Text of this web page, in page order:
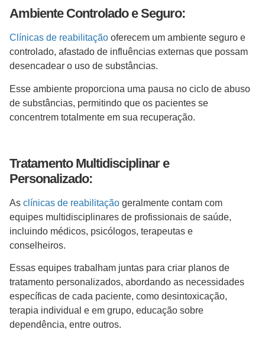
Ambiente Controlado e Seguro:
Clínicas de reabilitação oferecem um ambiente seguro e
controlado, afastado de influências externas que possam
desencadear o uso de substâncias.
Esse ambiente proporciona uma pausa no ciclo de abuso
de substâncias, permitindo que os pacientes se
concentrem totalmente em sua recuperação.
Tratamento Multidisciplinar e
Personalizado:
As clínicas de reabilitação geralmente contam com
equipes multidisciplinares de profissionais de saúde,
incluindo médicos, psicólogos, terapeutas e
conselheiros.
Essas equipes trabalham juntas para criar planos de
tratamento personalizados, abordando as necessidades
específicas de cada paciente, como desintoxicação,
terapia individual e em grupo, educação sobre
dependência, entre outros.